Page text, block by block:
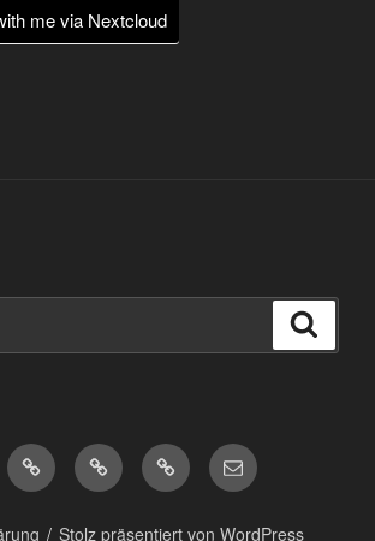
me via Nextcloud
PeertubeMastodonMatrix eMail
Stolz präsentiert von WordPress